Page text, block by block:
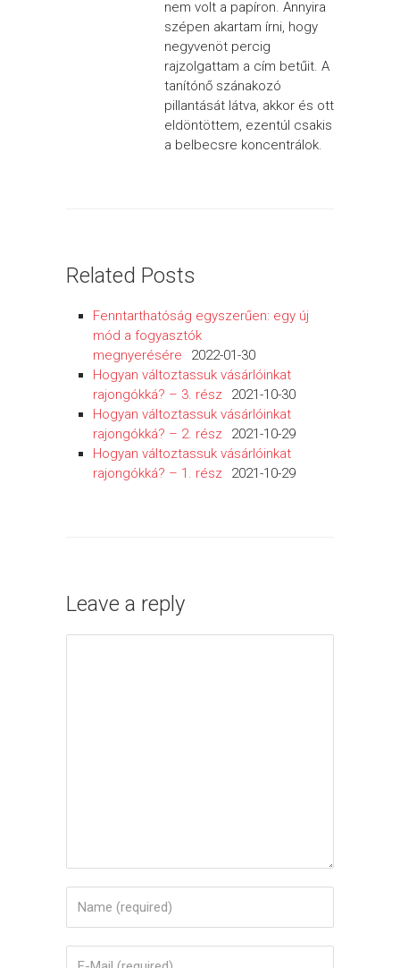
nem volt a papíron. Annyira
szépen akartam írni, hogy
negyvenöt percig
rajzolgattam a cím betűit. A
tanítónő szánakozó
pillantását látva, akkor és ott
eldöntöttem, ezentúl csakis
a belbecsre koncentrálok.
Related Posts
Fenntarthatóság egyszerűen: egy új
mód a fogyasztók
megnyerésére
2022-01-30
Hogyan változtassuk vásárlóinkat
rajongókká? – 3. rész
2021-10-30
Hogyan változtassuk vásárlóinkat
rajongókká? – 2. rész
2021-10-29
Hogyan változtassuk vásárlóinkat
rajongókká? – 1. rész
2021-10-29
Leave a reply